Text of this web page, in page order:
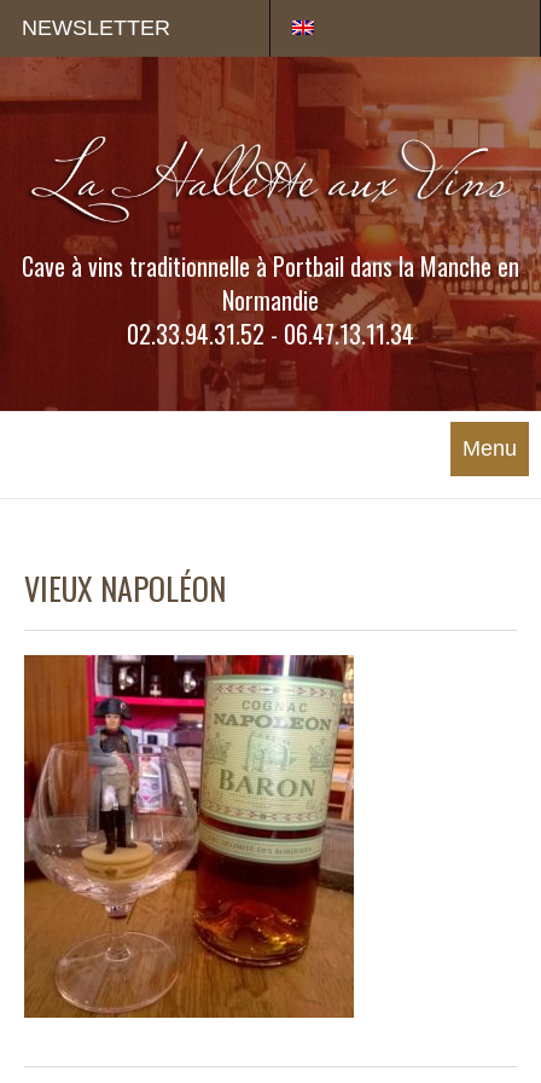
NEWSLETTER
Cave à vins traditionnelle à Portbail dans la Manche en
Normandie
02.33.94.31.52 - 06.47.13.11.34
Menu
VIEUX NAPOLÉON
Panneau de gestion des cookies